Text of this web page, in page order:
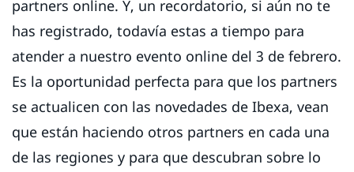
partners online. Y, un recordatorio, si aún no te
has registrado, todavía estas a tiempo para
atender a nuestro evento online del 3 de febrero.
Es la oportunidad perfecta para que los partners
se actualicen con las novedades de Ibexa, vean
que están haciendo otros partners en cada una
de las regiones y para que descubran sobre lo